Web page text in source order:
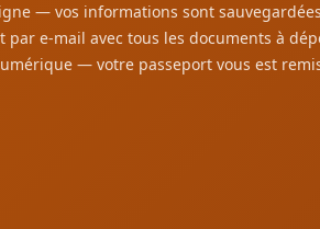
— vos informations sont
par e-mail avec tous les documents à
— votre passeport vous est